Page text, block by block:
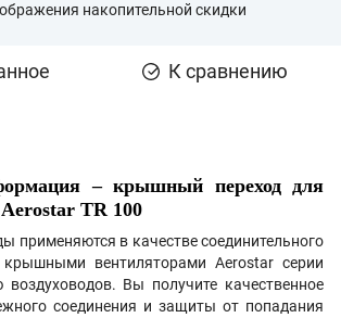
накопительной скидки
К сравнению
– крышный переход для
TR 100
применяются в качестве соединительного
вентиляторами Aerostar серии
воздуховодов. Вы получите качественное
соединения и защиты от попадания